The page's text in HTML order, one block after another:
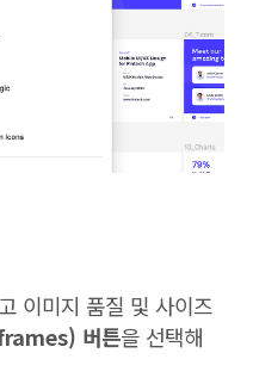
이미지 품질 및 사이즈
버튼을 선택해